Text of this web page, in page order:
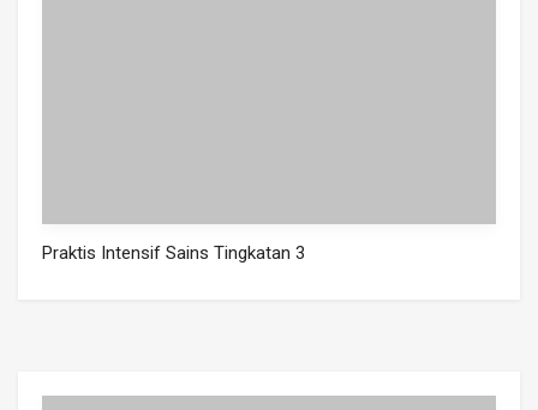
Praktis Intensif Sains Tingkatan 3